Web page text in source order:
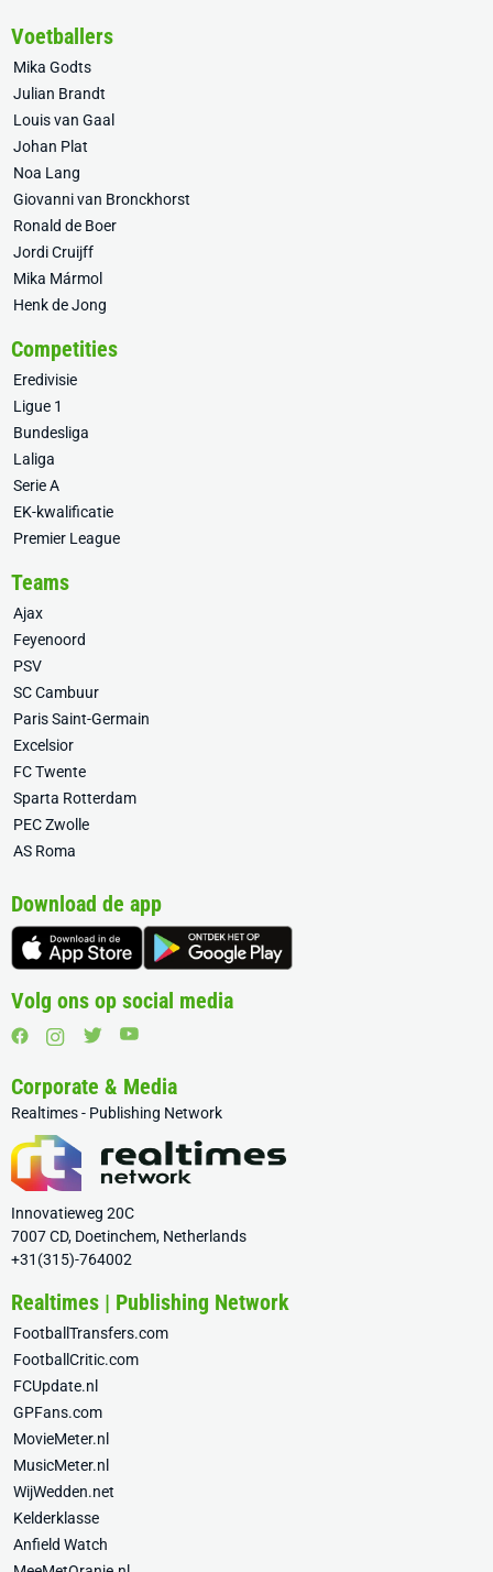
Voetballers
Mika Godts
Julian Brandt
Louis van Gaal
Johan Plat
Noa Lang
Giovanni van Bronckhorst
Ronald de Boer
Jordi Cruijff
Mika Mármol
Henk de Jong
Competities
Eredivisie
Ligue 1
Bundesliga
Laliga
Serie A
EK-kwalificatie
Premier League
Teams
Ajax
Feyenoord
PSV
SC Cambuur
Paris Saint-Germain
Excelsior
FC Twente
Sparta Rotterdam
PEC Zwolle
AS Roma
Download de app
Volg ons op social media
Corporate & Media
Realtimes - Publishing Network
Innovatieweg 20C
7007 CD, Doetinchem, Netherlands
+31(315)-764002
Realtimes | Publishing Network
FootballTransfers.com
FootballCritic.com
FCUpdate.nl
GPFans.com
MovieMeter.nl
MusicMeter.nl
WijWedden.net
Kelderklasse
Anfield Watch